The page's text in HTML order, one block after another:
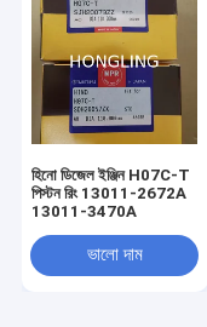
হিনো ডিজেল ইঞ্জিন H07C-T
পিস্টন রিং 13011-2672A
13011-3470A
ভালো দাম